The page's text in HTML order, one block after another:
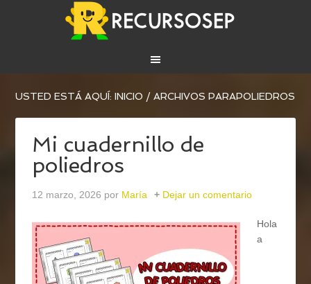
USTED ESTÁ AQUÍ:INICIO / ARCHIVOS PARAPOLIEDROS
Mi cuadernillo de
poliedros
12 marzo, 2026 por María Dejar un comentario
Hola
a